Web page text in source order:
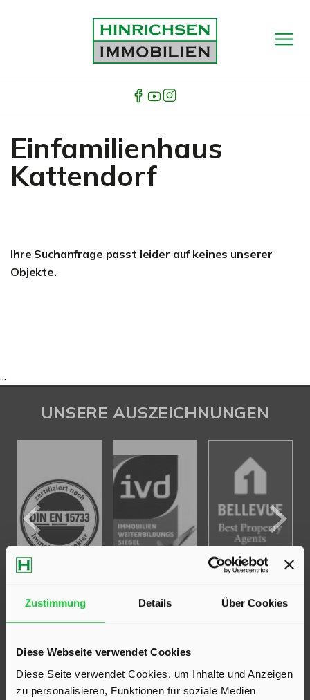
Zustimmung Details Über Cookies
Diese Webseite verwendet Cookies
Diese Seite verwendet Cookies, um Inhalte und Anzeigen
zu personalisieren, Funktionen für soziale Medien
Einfamilienhaus
Kattendorf
Ihre Suchanfrage passt leider auf keines unserer
Objekte.
...
UNSERE AUSZEICHNUNGEN
Hinrichsen Immobilien GmbH